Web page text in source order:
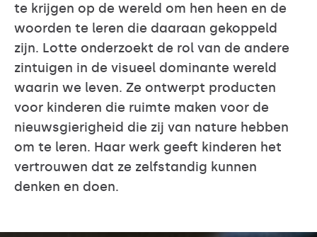
te krijgen op de wereld om hen heen en de
woorden te leren die daaraan gekoppeld
zijn. Lotte onderzoekt de rol van de andere
zintuigen in de visueel dominante wereld
waarin we leven. Ze ontwerpt producten
voor kinderen die ruimte maken voor de
nieuwsgierigheid die zij van nature hebben
om te leren. Haar werk geeft kinderen het
vertrouwen dat ze zelfstandig kunnen
denken en doen.